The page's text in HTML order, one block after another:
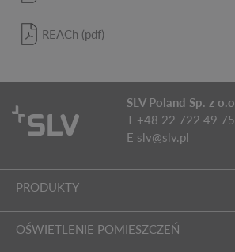
REACh (pdf)
SLV Poland Sp. z o.o.
T +48 22 722 49 75
E slv@slv.pl
PRODUKTY
OŚWIETLENIE POMIESZCZEŃ